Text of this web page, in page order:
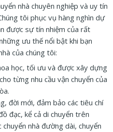
nhà chuyên nghiệp và uy tín
tôi phục vụ hàng nghìn dự
được sự tín nhiệm của rất
ưu thế nổi bật khi bạn
của chúng tôi:
học, tối ưu và được xây dựng
từng nhu cầu vận chuyển của
đời mới, đảm bảo các tiêu chí
đạc, kể cả di chuyển trên
nhà đường dài, chuyển